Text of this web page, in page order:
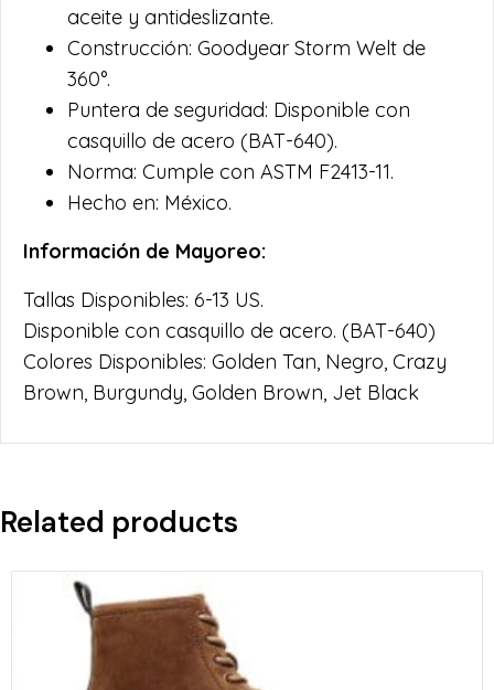
aceite y antideslizante.
Construcción: Goodyear Storm Welt de
360°.
Puntera de seguridad: Disponible con
casquillo de acero (BAT-640).
Norma: Cumple con ASTM F2413-11.
Hecho en: México.
Información de Mayoreo:
Tallas Disponibles: 6-13 US.
Disponible con casquillo de acero. (BAT-640)
Colores Disponibles: Golden Tan, Negro, Crazy
Brown, Burgundy, Golden Brown, Jet Black
Related products